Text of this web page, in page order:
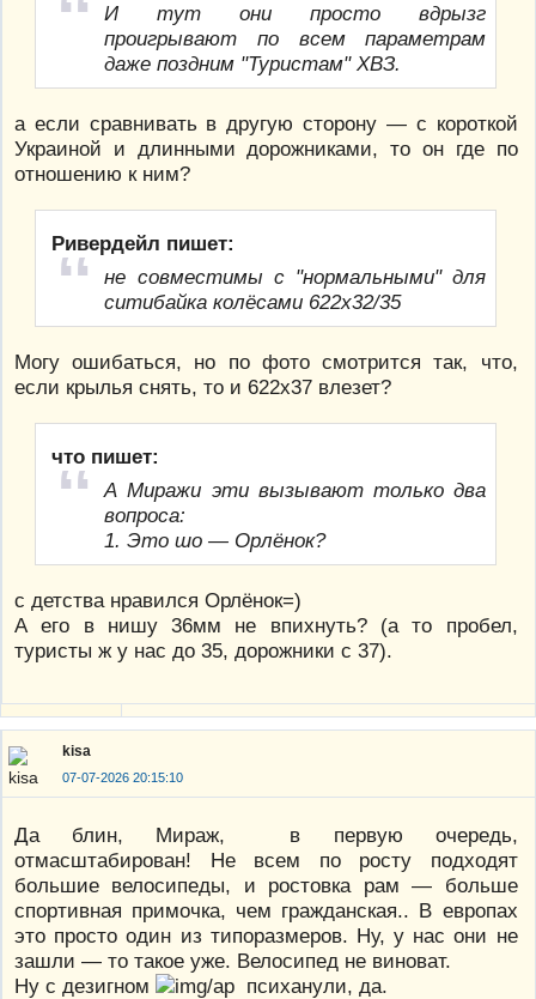
И тут они просто вдрызг
проигрывают по всем параметрам
даже поздним "Туристам" ХВЗ.
а если сравнивать в другую сторону — с короткой
Украиной и длинными дорожниками, то он где по
отношению к ним?
Ривердейл пишет:
не совместимы с "нормальными" для
ситибайка колёсами 622х32/35
Могу ошибаться, но по фото смотрится так, что,
если крылья снять, то и 622х37 влезет?
что пишет:
А Миражи эти вызывают только два
вопроса:
1. Это шо — Орлёнок?
с детства нравился Орлёнок=)
А его в нишу 36мм не впихнуть? (а то пробел,
туристы ж у нас до 35, дорожники с 37).
kisa
07-07-2026 20:15:10
Да блин, Мираж, в первую очередь,
отмасштабирован! Не всем по росту подходят
большие велосипеды, и ростовка рам — больше
спортивная примочка, чем гражданская.. В европах
это просто один из типоразмеров. Ну, у нас они не
зашли — то такое уже. Велосипед не виноват.
Ну с дезигном
психанули, да.